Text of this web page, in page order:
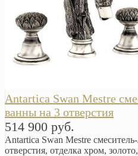
Antartica Swan Mestre
ванны на 3 отверстия
514 900 руб.
Antartica Swan Mestre
отверстия, отделка хром,